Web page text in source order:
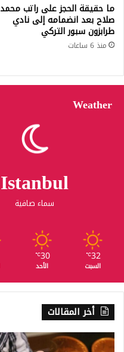
ما حقيقة الحجز على راتب محمد
صلاح بعد انضمامه إلى نادي
طرابزون سبور التركي
منذ 6 ساعات
Weather
Istanbul
سماء صافية
32
℃
السبت
30
℃
الأحد
أخر المقالات